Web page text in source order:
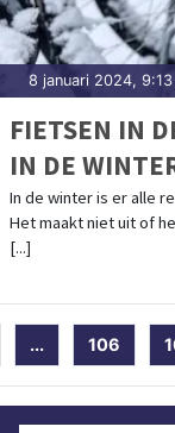
8 januari 2024,
FIETSEN IN
IN DE
CONDITIE
In de winter is er alle
Het maakt niet uit of
[...]
... 106